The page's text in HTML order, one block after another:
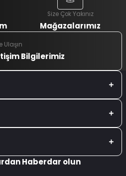
Size Çok Yakınız
Mağazalarımız
Ulaşın
Bilgilerimiz
Haberdar olun